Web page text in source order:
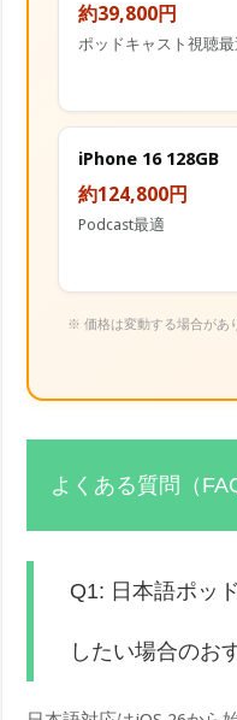
約39,800円
ポッドキャスト視聴最
iPhone 16 128GB
約124,800円
Podcast最適
※ 価格は変動する場合があ
よくある質問（
Q1: 日本語ポッ
したい場合のお